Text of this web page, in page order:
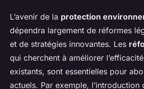
L’avenir de la protection
dépendra largement de réformes
et de stratégies innovantes. Les
qui cherchent à améliorer
existants, sont essentielles pour
actuels. Par exemple, l’introduction